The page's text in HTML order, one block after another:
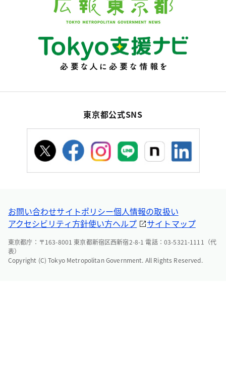
東京都公式SNS
お問い合わせサイトポリシー個人情報の取扱い
アクセシビリティ方針使い方ヘルプ サイトマップ
東京都庁：〒163-8001 東京都新宿区西新宿2-8-1 電話：03-5321-1111（代
表）
Copyright (C) Tokyo Metropolitan Government. All Rights Reserved.